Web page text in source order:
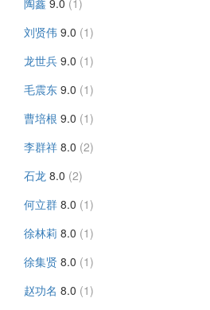
陶鑫 9.0 (1)
刘贤伟 9.0 (1)
龙世兵 9.0 (1)
毛震东 9.0 (1)
曹培根 9.0 (1)
李群祥 8.0 (2)
石龙 8.0 (2)
何立群 8.0 (1)
徐林莉 8.0 (1)
徐集贤 8.0 (1)
赵功名 8.0 (1)